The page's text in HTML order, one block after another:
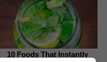
10 Foods That Instantly